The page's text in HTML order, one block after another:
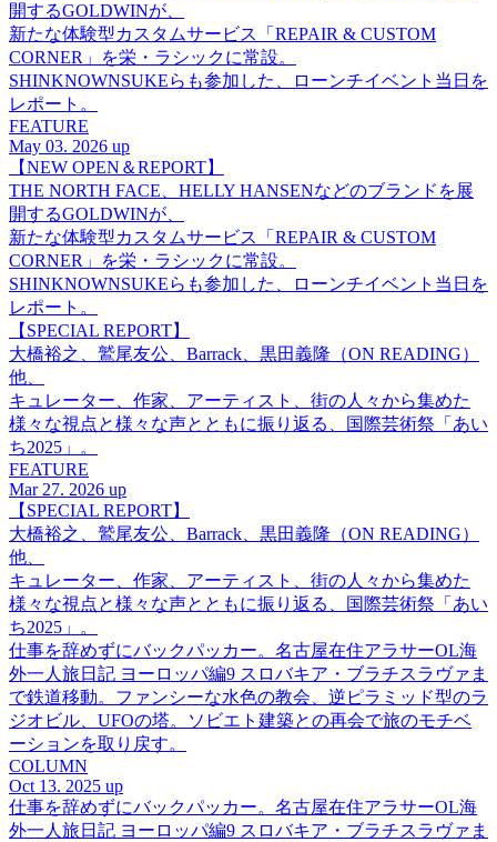
開するGOLDWINが、
新たな体験型カスタムサービス「REPAIR & CUSTOM
CORNER」を栄・ラシックに常設。
SHINKNOWNSUKEらも参加した、ローンチイベント当日を
レポート。
FEATURE
May 03. 2026 up
【NEW OPEN＆REPORT】
THE NORTH FACE、HELLY HANSENなどのブランドを展
開するGOLDWINが、
新たな体験型カスタムサービス「REPAIR & CUSTOM
CORNER」を栄・ラシックに常設。
SHINKNOWNSUKEらも参加した、ローンチイベント当日を
レポート。
【SPECIAL REPORT】
大橋裕之、鷲尾友公、Barrack、黒田義隆（ON READING）
他、
キュレーター、作家、アーティスト、街の人々から集めた
様々な視点と様々な声とともに振り返る、国際芸術祭「あい
ち2025」。
FEATURE
Mar 27. 2026 up
【SPECIAL REPORT】
大橋裕之、鷲尾友公、Barrack、黒田義隆（ON READING）
他、
キュレーター、作家、アーティスト、街の人々から集めた
様々な視点と様々な声とともに振り返る、国際芸術祭「あい
ち2025」。
仕事を辞めずにバックパッカー。名古屋在住アラサーOL海
外一人旅日記 ヨーロッパ編9 スロバキア・ブラチスラヴァま
で鉄道移動。ファンシーな水色の教会、逆ピラミッド型のラ
ジオビル、UFOの塔。ソビエト建築との再会で旅のモチベ
ーションを取り戻す。
COLUMN
Oct 13. 2025 up
仕事を辞めずにバックパッカー。名古屋在住アラサーOL海
外一人旅日記 ヨーロッパ編9 スロバキア・ブラチスラヴァま